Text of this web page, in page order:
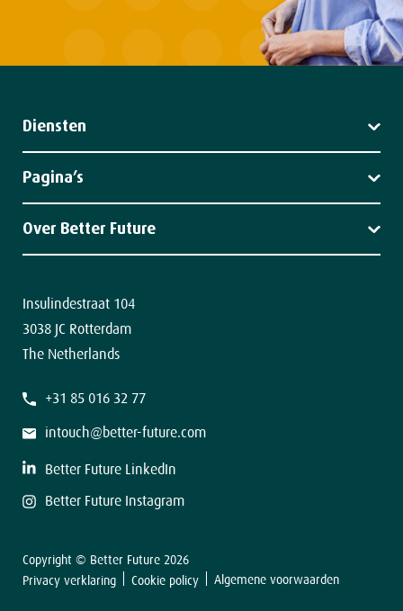
Insulindestraat 104
3038 JC Rotterdam
The Netherlands
+31 85 016 32 77
intouch@better-future.com
Better Future LinkedIn
Better Future Instagram
Diensten
Strategie
Pagina’s
Klantverhalen
Over Better Future
Contact
Copyright © Better Future 2026
Privacy verklaring
Cookie policy Algemene voorwaarden